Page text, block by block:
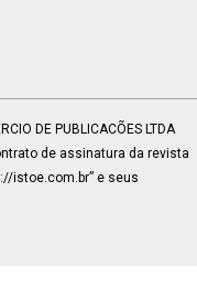
DE PUBLICACÕES LTDA
de assinatura da revista
istoe.com.br” e seus